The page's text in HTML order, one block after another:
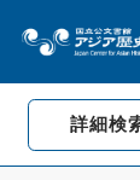
詳細検